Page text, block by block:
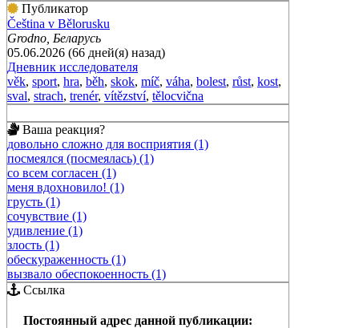
Публикатор
Čeština v Bělorusku
Grodno, Беларусь
05.06.2026 (66 дней(я) назад)
Дневник исследователя
věk, sport, hra, běh, skok, míč, váha, bolest, růst, kost,
sval, strach, trenér, vítězství, tělocvična
Ваша реакция?
довольно сложно для восприятия (1)
посмеялся (посмеялась) (1)
со всем согласен (1)
меня вдохновило! (1)
грусть (1)
сочувствие (1)
удивление (1)
злость (1)
обескураженность (1)
вызвало обеспокоенность (1)
Ссылка
Постоянный адрес данной публикации: